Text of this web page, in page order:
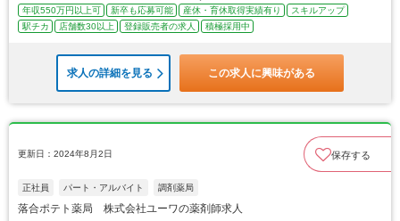
年収550万円以上可 新卒も応募可能 産休・育休取得実績有り
スキルアップ
駅チカ
店舗数30以上 登録販売者の求人 積極採用中
求人の詳細を見る この求人に興味がある
更新日：2024年8月2日 保存する
正社員 パート・アルバイト 調剤薬局
落合ポテト薬局 株式会社ユーワの薬剤師求人